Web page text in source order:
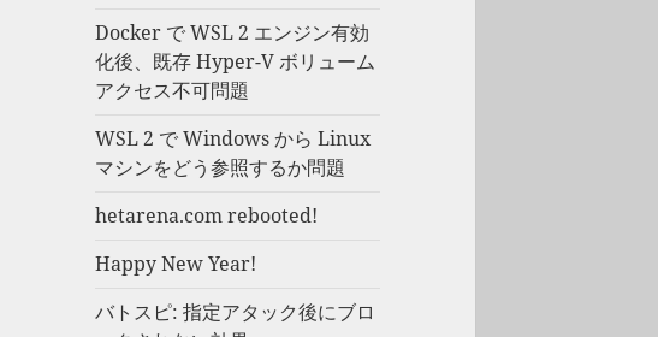
Docker で WSL 2 エンジン有効
化後、既存 Hyper-V ボリューム
アクセス不可問題
WSL 2 で Windows から Linux
マシンをどう参照するか問題
hetarena.com rebooted!
Happy New Year!
バトスピ: 指定アタック後にブロ